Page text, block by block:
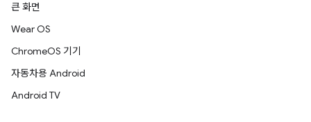
큰 화면
Wear OS
ChromeOS 기기
자동차용 Android
Android TV